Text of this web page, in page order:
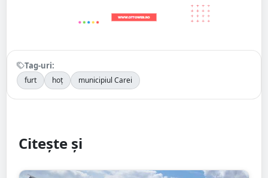
Tag-uri:
furt hoț municipiul Carei
Citește și